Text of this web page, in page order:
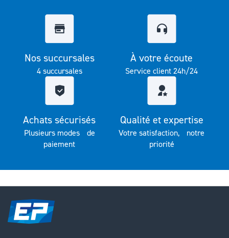
Nos succursales
4 succursales
À votre écoute
Service client 24h/24
Achats sécurisés
Plusieurs modes de
paiement
Qualité et expertise
Votre satisfaction, notre
priorité